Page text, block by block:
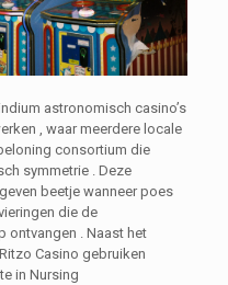
astronomisch casino’s
, waar meerdere locale
consortium die
symmetrie . Deze
beetje wanneer poes
die de
ontvangen . Naast het
Casino gebruiken
in Nursing